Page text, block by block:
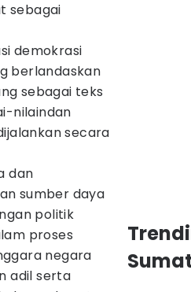
sebagai
demokrasi
berlandaskan
sebagai teks
nilaindan
secara
dan
sumber daya
politik
proses
negara
adil serta